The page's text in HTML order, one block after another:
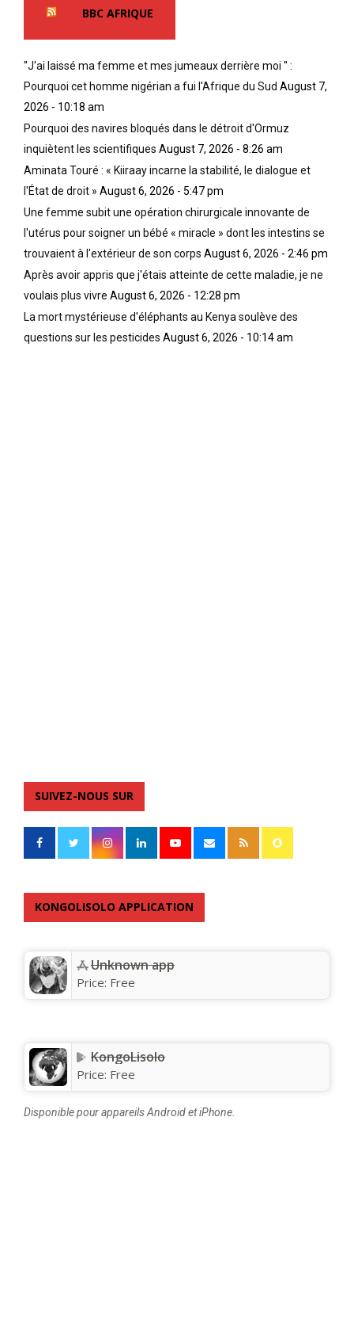
BBC AFRIQUE
''J'ai laissé ma femme et mes jumeaux derrière moi '' :
Pourquoi cet homme nigérian a fui l'Afrique du Sud August 7,
2026 - 10:18 am
Pourquoi des navires bloqués dans le détroit d'Ormuz
inquiètent les scientifiques August 7, 2026 - 8:26 am
Aminata Touré : « Kiiraay incarne la stabilité, le dialogue et
l'État de droit » August 6, 2026 - 5:47 pm
Une femme subit une opération chirurgicale innovante de
l'utérus pour soigner un bébé « miracle » dont les intestins se
trouvaient à l'extérieur de son corps August 6, 2026 - 2:46 pm
Après avoir appris que j'étais atteinte de cette maladie, je ne
voulais plus vivre August 6, 2026 - 12:28 pm
La mort mystérieuse d'éléphants au Kenya soulève des
questions sur les pesticides August 6, 2026 - 10:14 am
SUIVEZ-NOUS SUR
KONGOLISOLO APPLICATION
Unknown app
Price: Free
KongoLisolo
Price: Free
Disponible pour appareils Android et iPhone.